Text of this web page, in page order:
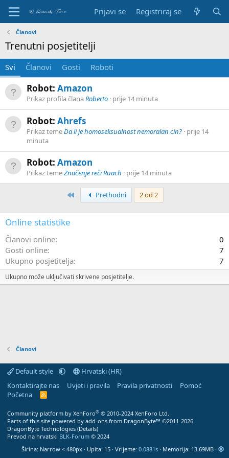
Prijavi se Registriraj se
Članovi
Trenutni posjetitelji
Svi Članovi Gosti Roboti
Robot: Amazon
Prikaz profila članaRoberto prije 14 minuta
Robot: Ahrefs
Prikaz temeDa li je homoseksualnost nemoralan cin? prije 14
minuta
Robot: Amazon
Prikaz temeZnačenje reči Ruach prije 14 minuta
Prethodni 2 od 2
Online statistike
Članovi online
0
Gosti online
7
Ukupno posjetitelja
7
Ukupno može uključivati skrivene posjetitelje.
Članovi
Default style
Hrvatski (HR)
Kontaktirajte nas
Uvjeti i pravila Pravila privatnosti
Pomoć
Početna
R
Community platform by XenForo® © 2010-2024 XenForo Ltd.
Parts of this site powered by add-ons from DragonByte™ ©2011-2026
DragonByte Technologies (Details)
Prevod na hrvatski BLK-Forum © 2024
Širina
Upita 15 Vrijeme 0.0881s Memorija 13.69MB